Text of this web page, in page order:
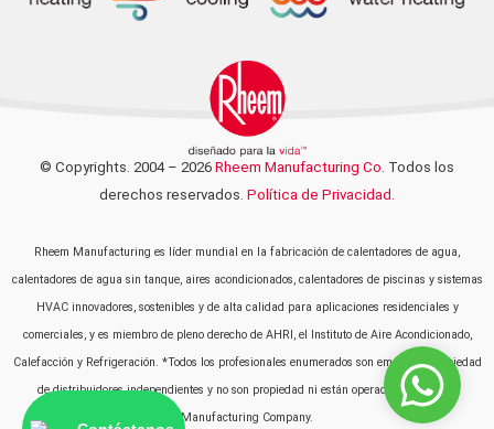
© Copyrights. 2004 – 2026 Rheem Manufacturing Co. Todos los
derechos reservados. Política de Privacidad.
Rheem Manufacturing es líder mundial en la fabricación de calentadores de agua,
calentadores de agua sin tanque, aires acondicionados, calentadores de piscinas y sistemas
HVAC innovadores, sostenibles y de alta calidad para aplicaciones residenciales y
comerciales, y es miembro de pleno derecho de AHRI, el Instituto de Aire Acondicionado,
Calefacción y Refrigeración. *Todos los profesionales enumerados son empresas propiedad
de distribuidores independientes y no son propiedad ni están operados por Rheem
Manufacturing Company.